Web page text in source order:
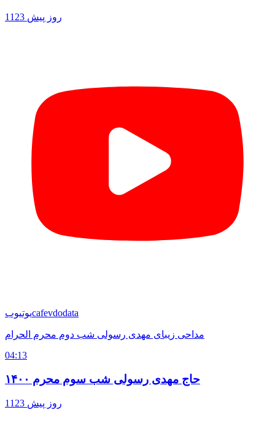
1123 روز پیش
یوتیوبcafevdodata
مداحی زیبای مهدی رسولی شب دوم محرم الحرام
04:13
حاج مهدی رسولی شب سوم محرم ۱۴۰۰
1123 روز پیش